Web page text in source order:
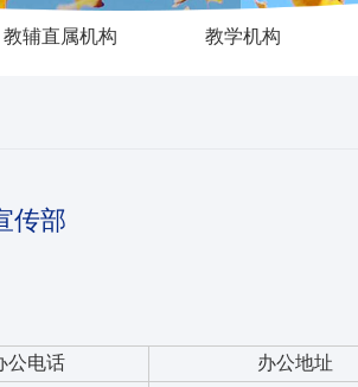
教辅直属机构 教学机构
传部
公电话
办公地址